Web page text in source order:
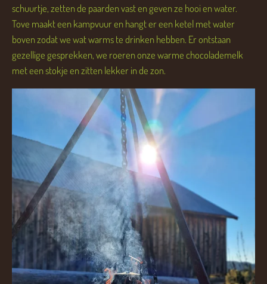
schuurtje, zetten de paarden vast en geven ze hooi en water.
Tove maakt een kampvuur en hangt er een ketel met water
boven zodat we wat warms te drinken hebben. Er ontstaan
gezellige gesprekken, we roeren onze warme chocolademelk
met een stokje en zitten lekker in de zon.